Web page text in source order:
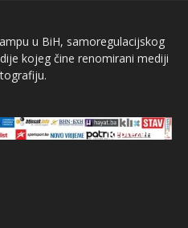
u BiH, samoregulacijskog
kojeg čine renomirani mediji